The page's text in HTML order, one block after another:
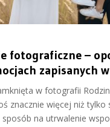
fotograficzne –
zapisanych
w fotografii
znacznie więcej niż tylko
sposób na utrwalenie